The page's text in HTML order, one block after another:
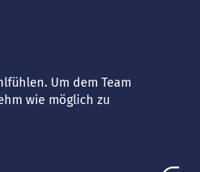
Um dem Team
wie möglich zu